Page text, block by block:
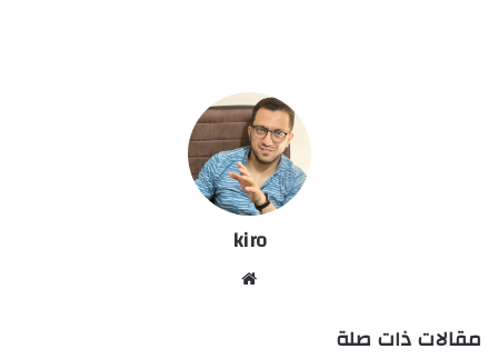
kiro
مقالات ذات صلة